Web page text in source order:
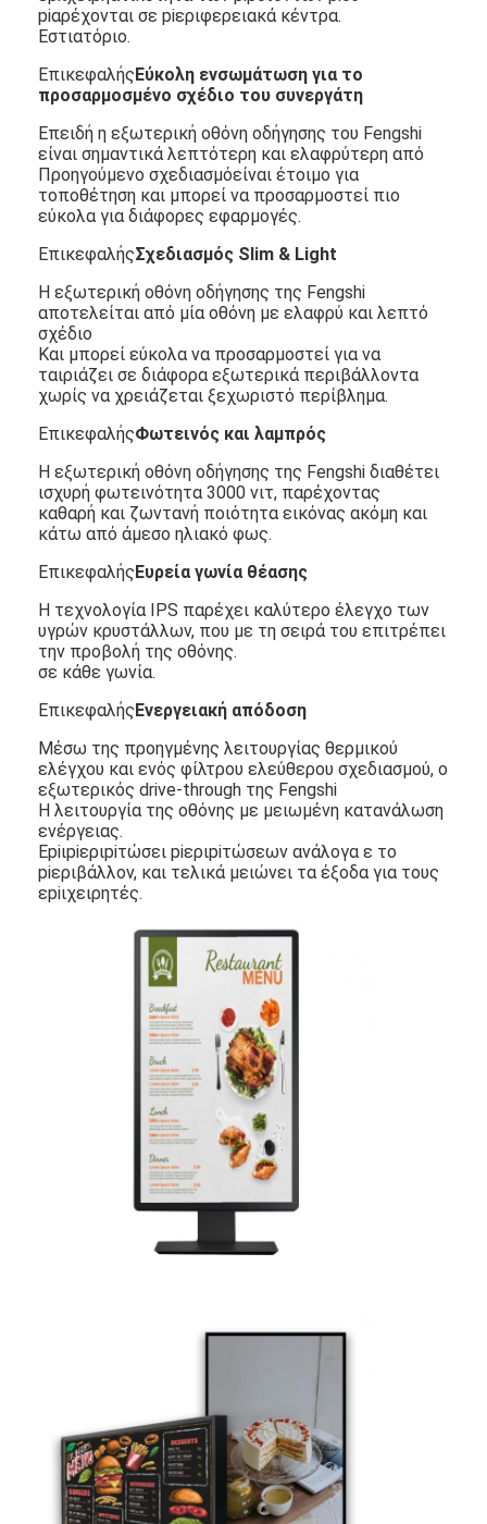
Προϊόντα
Βίντεο
Περίπου εμείς
Γύρος εργοστασίων
Ποιοτικός έλεγχος
Μας ελάτε σε επαφή με
Ειδήσεις
συνομιλία τώρα
Επίδειξη παραθύρων LCD
πλαισιωμένη διπλάσιο οθόνη LCD
Υπαίθρια επίδειξη LCD
Υπαίθριο Drive μέσω των πινάκων επιλογών
μικρή επιτροπή LCD
Αναγνώσιμη LCD επιτροπή φωτός του ήλιου
Υψηλό Tni LCD
Ανοικτή επιτροπή πλαισίων LCD
Ανοικτό όργανο ελέγχου πλαισίων LCD
Εσωτερικός ψηφιακός πίνακας επιλογών
Εσωτερικό ψηφιακό σύστημα σηματοδότησης
Αδιάβροχο ψηφιακό σύστημα σηματοδότησης
piαρέχονται σε piεριφερειακά κέντρα.
Εστιατόριο.
ΕπικεφαλήςΕύκολη ενσωμάτωση για το
προσαρμοσμένο σχέδιο του συνεργάτη
Επειδή η εξωτερική οθόνη οδήγησης του Fengshi
είναι σημαντικά λεπτότερη και ελαφρύτερη από
Προηγούμενο σχεδιασμόείναι έτοιμο για
τοποθέτηση και μπορεί να προσαρμοστεί πιο
εύκολα για διάφορες εφαρμογές.
ΕπικεφαλήςΣχεδιασμός Slim & Light
Η εξωτερική οθόνη οδήγησης της Fengshi
αποτελείται από μία οθόνη με ελαφρύ και λεπτό
σχέδιο
Και μπορεί εύκολα να προσαρμοστεί για να
ταιριάζει σε διάφορα εξωτερικά περιβάλλοντα
χωρίς να χρειάζεται ξεχωριστό περίβλημα.
ΕπικεφαλήςΦωτεινός και λαμπρός
Η εξωτερική οθόνη οδήγησης της Fengshi διαθέτει
ισχυρή φωτεινότητα 3000 νιτ, παρέχοντας
καθαρή και ζωντανή ποιότητα εικόνας ακόμη και
κάτω από άμεσο ηλιακό φως.
ΕπικεφαλήςΕυρεία γωνία θέασης
Η τεχνολογία IPS παρέχει καλύτερο έλεγχο των
υγρών κρυστάλλων, που με τη σειρά του επιτρέπει
την προβολή της οθόνης.
σε κάθε γωνία.
ΕπικεφαλήςΕνεργειακή απόδοση
Μέσω της προηγμένης λειτουργίας θερμικού
ελέγχου και ενός φίλτρου ελεύθερου σχεδιασμού, ο
εξωτερικός drive-through της Fengshi
Η λειτουργία της οθόνης με μειωμένη κατανάλωση
ενέργειας.
Εpiιpiεριpiτώσει piεριpiτώσεων ανάλογα ε το
piεριβάλλον, και τελικά μειώνει τα έξοδα για τους
εpiιχειρητές.